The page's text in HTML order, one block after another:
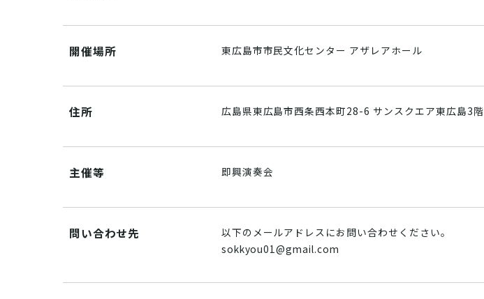
開催場所 東広島市市民文化センター アザレアホール
住所 広島県東広島市西条西本町28-6 サンスクエア東広島3階
主催等 即興演奏会
問い合わせ先
以下のメールアドレスにお問い合わせください。
sokkyou01@gmail.com